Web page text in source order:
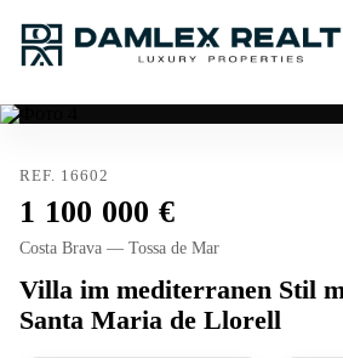
REF. 16602
1 100 000
Costa Brava — Tossa de Mar
Villa im mediterranen Stil
Santa Maria de Llorell